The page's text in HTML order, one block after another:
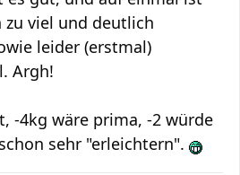
zu viel und deutlich
leider (erstmal)
Argh!
-4kg wäre prima, -2 würde
sehr "erleichtern".